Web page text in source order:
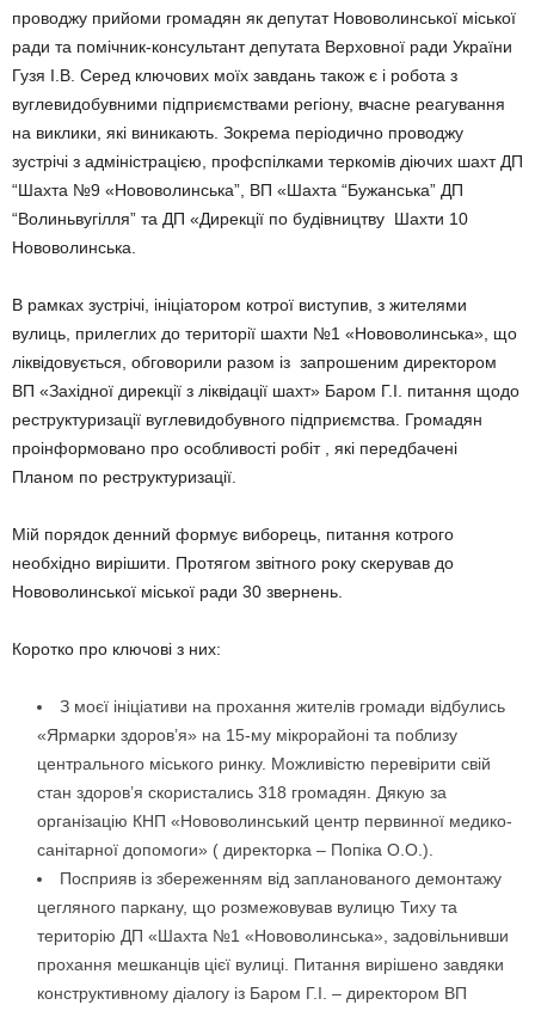
проводжу прийоми громадян як депутат Нововолинської міської
ради та помічник-консультант депутата Верховної ради України
Гузя І.В. Серед ключових моїх завдань також є і робота з
вуглевидобувними підприємствами регіону, вчасне реагування
на виклики, які виникають. Зокрема періодично проводжу
зустрічі з адміністрацією, профспілками теркомів діючих шахт ДП
“Шахта №9 «Нововолинська”, ВП «Шахта “Бужанська” ДП
“Волиньвугілля” та ДП «Дирекції по будівництву Шахти 10
Нововолинська.
В рамках зустрічі, ініціатором котрої виступив, з жителями
вулиць, прилеглих до території шахти №1 «Нововолинська», що
ліквідовується, обговорили разом із запрошеним директором
ВП «Західної дирекції з ліквідації шахт» Баром Г.І. питання щодо
реструктуризації вуглевидобувного підприємства. Громадян
проінформовано про особливості робіт , які передбачені
Планом по реструктуризації.
Мій порядок денний формує виборець, питання котрого
необхідно вирішити. Протягом звітного року скерував до
Нововолинської міської ради 30 звернень.
Коротко про ключові з них:
З моєї ініціативи на прохання жителів громади відбулись
«Ярмарки здоров’я» на 15-му мікрорайоні та поблизу
центрального міського ринку. Можливістю перевірити свій
стан здоров’я скористались 318 громадян. Дякую за
організацію КНП «Нововолинський центр первинної медико-
санітарної допомоги» ( директорка – Попіка О.О.).
Посприяв із збереженням від запланованого демонтажу
цегляного паркану, що розмежовував вулицю Тиху та
територію ДП «Шахта №1 «Нововолинська», задовільнивши
прохання мешканців цієї вулиці. Питання вирішено завдяки
конструктивному діалогу із Баром Г.І. – директором ВП